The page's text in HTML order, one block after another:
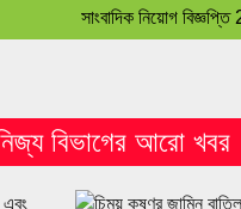
সাংবাদিক নিয়োগ বিজ্ঞপ্তি
বিভাগের আরো খবর